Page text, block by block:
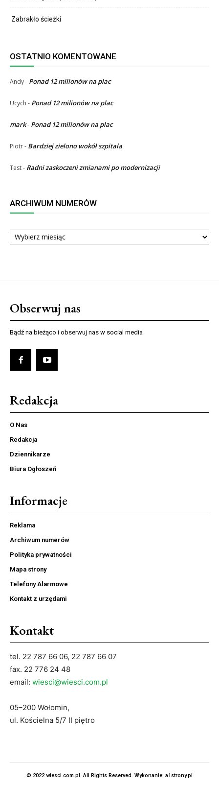
Zabrakło ścieżki
OSTATNIO KOMENTOWANE
Andy- Ponad 12 milionów na plac
Ucych - Ponad 12 milionów na plac
mark- Ponad 12 milionów na plac
Piotr- Bardziej zielono wokół szpitala
Test- Radni zaskoczeni zmianami po modernizacji
ARCHIWUM NUMERÓW
ARCHIWUM
NUMERÓW
Obserwuj nas
Bądź na bieżąco i obserwuj nas w social media
Redakcja
O Nas
Redakcja
Dziennikarze
Biura Ogłoszeń
Informacje
Reklama
Archiwum numerów
Polityka prywatności
Mapa strony
Telefony Alarmowe
Kontakt z urzędami
Kontakt
tel. 22 787 66 06, 22 787 66 07
fax. 22 776 24 48
email: wiesci@wiesci.com.pl
05–200 Wołomin,
ul. Kościelna 5/7 II piętro
© 2022 wiesci.com.pl. All Rights Reserved. Wykonanie: a1strony.pl